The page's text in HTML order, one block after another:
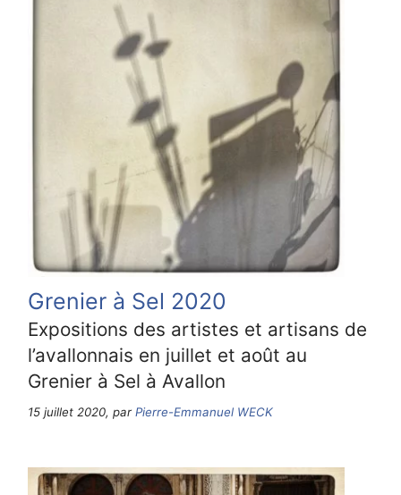
Grenier à Sel 2020
Expositions des artistes et artisans de
l’avallonnais en juillet et août au
Grenier à Sel à Avallon
15 juillet 2020, parPierre-Emmanuel WECK